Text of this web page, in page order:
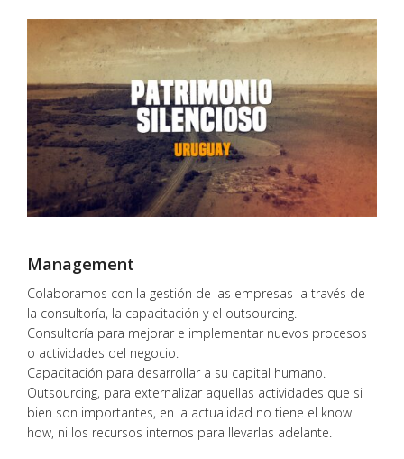
Management
Colaboramos con la gestión de las empresas a través de
la consultoría, la capacitación y el outsourcing.
Consultoría para mejorar e implementar nuevos procesos
o actividades del negocio.
Capacitación para desarrollar a su capital humano.
Outsourcing, para externalizar aquellas actividades que si
bien son importantes, en la actualidad no tiene el know
how, ni los recursos internos para llevarlas adelante.